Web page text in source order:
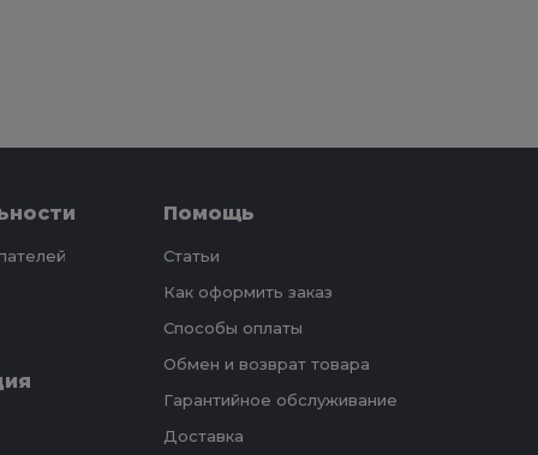
Помощь
Статьи
Как оформить заказ
Способы оплаты
Обмен и возврат товара
Гарантийное обслуживание
Доставка